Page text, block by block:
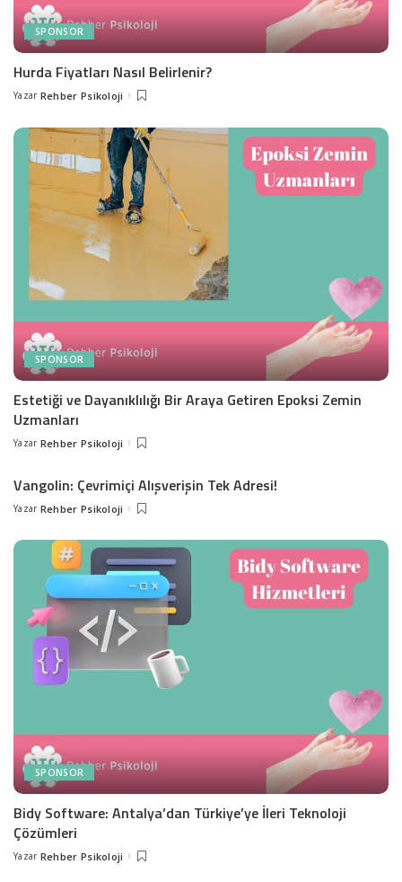
SPONSOR
Hurda Fiyatları Nasıl Belirlenir?
Posted
Yazar Rehber Psikoloji
SPONSOR
Estetiği ve Dayanıklılığı Bir Araya Getiren Epoksi Zemin
Uzmanları
Posted
Yazar Rehber Psikoloji
Vangolin: Çevrimiçi Alışverişin Tek Adresi!
Posted
Yazar Rehber Psikoloji
SPONSOR
Bidy Software: Antalya’dan Türkiye’ye İleri Teknoloji
Çözümleri
Posted
Yazar Rehber Psikoloji